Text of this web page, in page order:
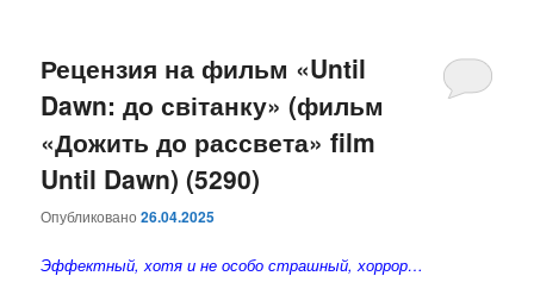
основному
содержимому
дополнительному
содержимому
Рецензия на фильм «Until
Dawn: до світанку» (фильм
«Дожить до рассвета» film
Until Dawn) (5290)
Опубликовано26.04.2025
Эффектный, хотя и не особо страшный, хоррор…